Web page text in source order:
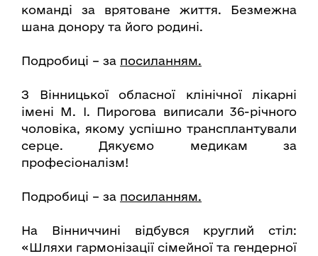
команді за врятоване життя. Безмежна
шана донору та його родині.
Подробиці – за посиланням.
З Вінницької обласної клінічної лікарні
імені М. І. Пирогова виписали 36-річного
чоловіка, якому успішно трансплантували
серце. Дякуємо медикам за
професіоналізм!
Подробиці – за посиланням.
На Вінниччині відбувся круглий стіл:
«Шляхи гармонізації сімейної та гендерної